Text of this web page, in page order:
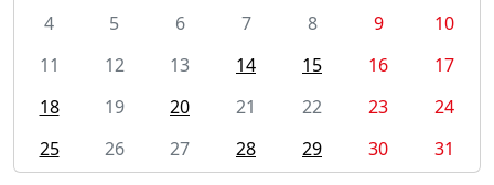
4
5 6 7 8 9
10
11
12 13 14 15 16
17
18
19 20 21 22 23
24
25
26 27 28 29 30 31